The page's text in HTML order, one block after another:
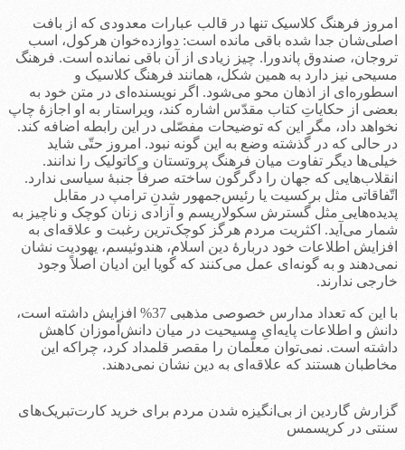
امروز فرهنگ کلاسیک تنها در قالب عبارات معدودی که از بافت
اصلی‌شان جدا شده باقی مانده است: دوازده‌خوان هرکول، اسب
تروجان، صندوق پاندورا. چیز زیادی از آن باقی نمانده است. فرهنگ
مسیحی نیز دارد به همین شکل، همانند فرهنگ کلاسیک و
اسطوره‌ای از اذهان محو می‌شود. اگر نویسنده‌ای در متن خود به
بعضی از حکایاتِ کتاب مقدّس اشاره کند، ویراستار به او اجازۀ چاپ
نخواهد داد، مگر این که توضیحات مفصّلی در این رابطه اضافه کند.
در حالی که در گذشته وضع به این گونه نبود. امروز حتّی شاید
خیلی‌ها دیگر تفاوت میان فرهنگ پروتستان و کاتولیک را ندانند.
انقلاب‌هایی که جهان را دگرگون ساخته صرفاً جنبۀ سیاسی ندارد.
اتّفاقاتی مثل برکسیت یا رئیس‌جمهور شدنِ ترامپ در مقابل
پدیده‌هایی مثل گسترش سکولاریسم و آزادی زنان کوچک و ناچیز به
شمار می‌آید. اکثریت مردم هرگز کوچک‌ترین رغبت و علاقه‌ای به
افزایش اطلاعات خود دربارۀ دین اسلام، هندوئیسم، یهودیت نشان
نمی‌دهند و به گونه‌ای عمل می‌کنند که گویا این ادیان اصلاً وجود
خارجی ندارند.
با این که تعداد مدارس خصوصی مذهبی 37% افزایش داشته است،
دانش و اطلاعات پایه‌ایِ مسیحیت در میان دانش‌آموزان کاهش
داشته است. نمی‌توان معلّمان را مقصر قلمداد کرد، چراکه این
مخاطبان هستند که علاقه‌ای به دین نشان نمی‌دهند.
گزارش گاردین از بی‌انگیزه شدن مردم برای خرید کارت‌تبریک‌های
سنتی در کریسمس